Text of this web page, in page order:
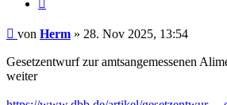
Beitrag
von Herm » 28. Nov 2025, 13:54
Gesetzentwurf zur amtsangemessenen
weiter